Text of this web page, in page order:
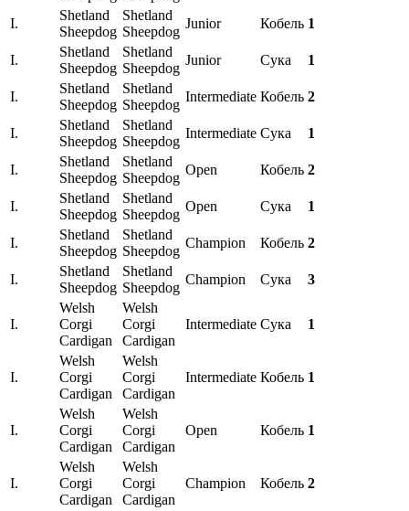
I.
Shetland
Sheepdog
Shetland
Sheepdog
Junior Кобель 1
I.
Shetland
Sheepdog
Shetland
Sheepdog
Junior Сука 1
I.
Shetland
Sheepdog
Shetland
Sheepdog
Intermediate Кобель 2
I.
Shetland
Sheepdog
Shetland
Sheepdog
Intermediate Сука 1
I.
Shetland
Sheepdog
Shetland
Sheepdog
Open Кобель 2
I.
Shetland
Sheepdog
Shetland
Sheepdog
Open Сука 1
I.
Shetland
Sheepdog
Shetland
Sheepdog
Champion Кобель 2
I.
Shetland
Sheepdog
Shetland
Sheepdog
Champion Сука 3
I.
Welsh
Corgi
Cardigan
Welsh
Corgi
Cardigan
Intermediate Сука 1
I.
Welsh
Corgi
Cardigan
Welsh
Corgi
Cardigan
Intermediate Кобель 1
I.
Welsh
Corgi
Cardigan
Welsh
Corgi
Cardigan
Open Кобель 1
I.
Welsh
Corgi
Cardigan
Welsh
Corgi
Cardigan
Champion Кобель 2